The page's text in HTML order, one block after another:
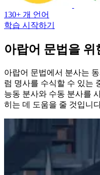
130+ 개 언어
학습 시작하기
아랍어 문법을 위
아랍어 문법에서 분사는
럼 명사를 수식할 수 있는
능동 분사와 수동 분사를
히는 데 도움을 줄 것입니